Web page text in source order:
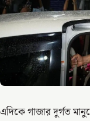
এদিকে গাজার দুর্গত